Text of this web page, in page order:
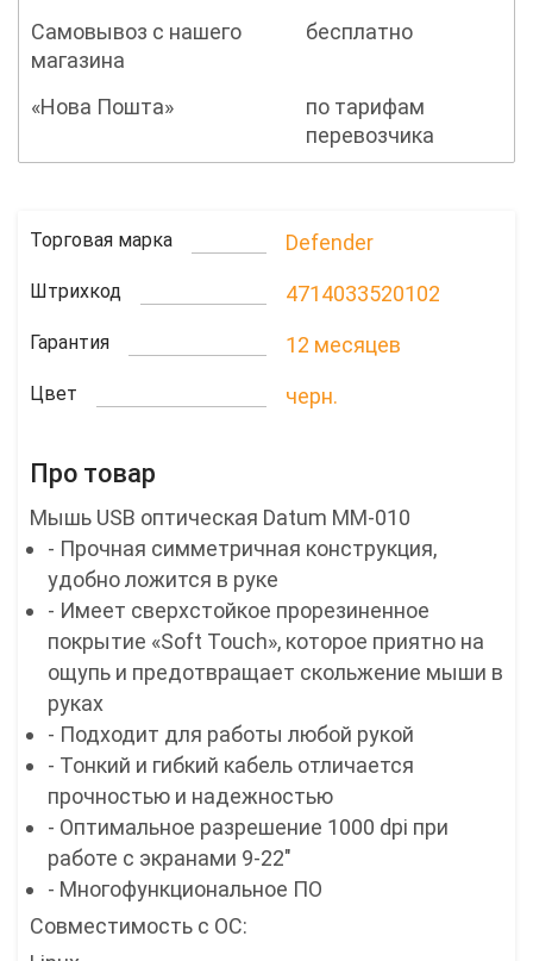
Самовывоз с нашего
магазина
бесплатно
«Нова Пошта»
по тарифам
перевозчика
Торговая марка Defender
Штрихкод 4714033520102
Гарантия 12 месяцев
Цвет черн.
Про товар
Мышь USB оптическая Datum MM-010
- Прочная симметричная конструкция,
удобно ложится в руке
- Имеет сверхстойкое прорезиненное
покрытие «Soft Touch», которое приятно на
ощупь и предотвращает скольжение мыши в
руках
- Подходит для работы любой рукой
- Тонкий и гибкий кабель отличается
прочностью и надежностью
- Оптимальное разрешение 1000 dpi при
работе с экранами 9-22"
- Многофункциональное ПО
Совместимость с ОС: